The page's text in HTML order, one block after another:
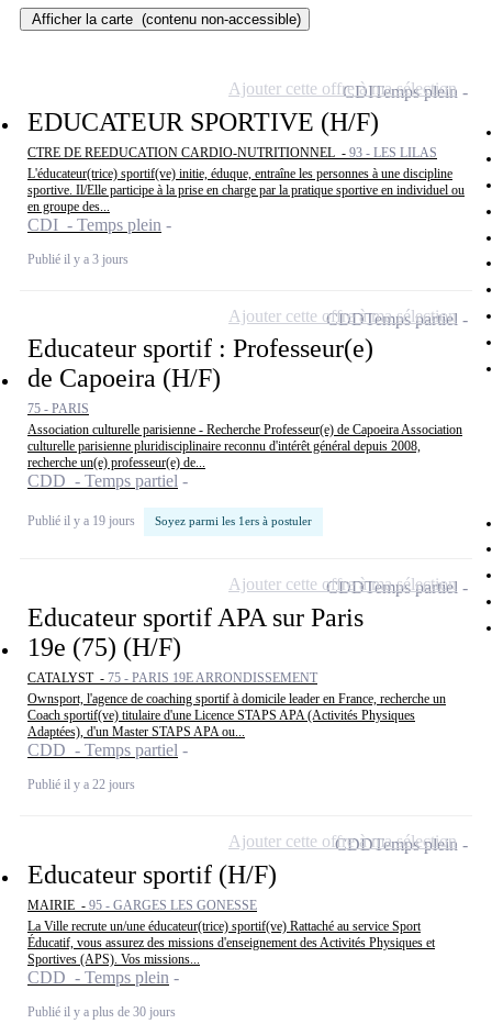
Afficher la carte (contenu non-accessible)
EDUCATEUR SPORTIVE (H/F)
CTRE DE REEDUCATION CARDIO-NUTRITIONNEL - 93 - LES LILAS
L'éducateur(trice) sportif(ve) initie, éduque, entraîne les personnes à une discipline
sportive. Il/Elle participe à la prise en charge par la pratique sportive en individuel ou
en groupe des...
CDI - Temps plein
Publié il y a 3 jours
CDITemps plein
Ajouter cette offre à ma sélection
Educateur sportif : Professeur(e)
de Capoeira (H/F)
75 - PARIS
Association culturelle parisienne - Recherche Professeur(e) de Capoeira Association
culturelle parisienne pluridisciplinaire reconnu d'intérêt général depuis 2008,
recherche un(e) professeur(e) de...
CDD - Temps partiel
Publié il y a 19 jours Soyez parmi les 1ers à postuler
CDDTemps partiel
Ajouter cette offre à ma sélection
Educateur sportif APA sur Paris
19e (75) (H/F)
CATALYST - 75 - PARIS 19E ARRONDISSEMENT
Ownsport, l'agence de coaching sportif à domicile leader en France, recherche un
Coach sportif(ve) titulaire d'une Licence STAPS APA (Activités Physiques
Adaptées), d'un Master STAPS APA ou...
CDD - Temps partiel
Publié il y a 22 jours
CDDTemps partiel
Ajouter cette offre à ma sélection
Educateur sportif (H/F)
MAIRIE - 95 - GARGES LES GONESSE
La Ville recrute un/une éducateur(trice) sportif(ve) Rattaché au service Sport
Éducatif, vous assurez des missions d'enseignement des Activités Physiques et
Sportives (APS). Vos missions...
CDD - Temps plein
Publié il y a plus de 30 jours
CDDTemps plein
Ajouter cette offre à ma sélection